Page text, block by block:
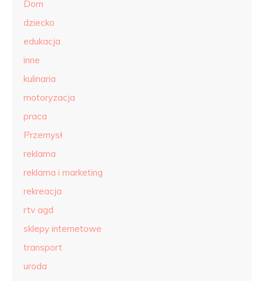
Dom
dziecko
edukacja
inne
kulinaria
motoryzacja
praca
Przemysł
reklama
reklama i marketing
rekreacja
rtv agd
sklepy internetowe
transport
uroda